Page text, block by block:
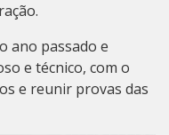
ano passado e
e técnico, com o
e reunir provas das